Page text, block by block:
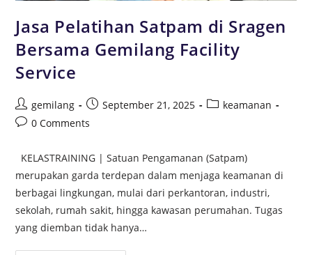
Jasa Pelatihan Satpam di Sragen
Bersama Gemilang Facility
Service
gemilang September 21, 2025
keamanan
0 Comments
KELASTRAINING | Satuan Pengamanan (Satpam)
merupakan garda terdepan dalam menjaga keamanan di
berbagai lingkungan, mulai dari perkantoran, industri,
sekolah, rumah sakit, hingga kawasan perumahan. Tugas
yang diemban tidak hanya…